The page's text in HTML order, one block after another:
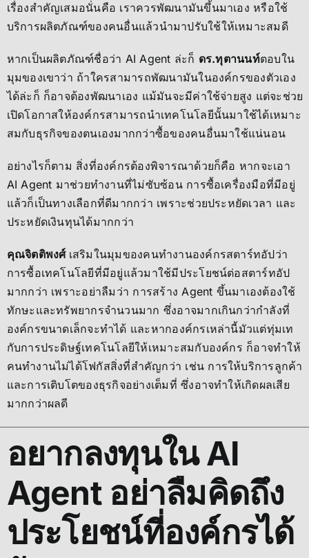
เรื่องสำคัญเสมอนั่นคือ เราควรพัฒนามันขึ้นมาเอง หรือใช้
บริการผลิตภัณฑ์ของคนอื่นแล้วนำมาปรับใช้ให้เหมาะสมดี
หากเป็นผลิตภัณฑ์ชื่อว่า AI Agent ล่ะก็ ดร.ทุตานนท์ตอบใน
มุมของเขาว่า ถ้าใครสามารถพัฒนามันในองค์กรของตัวเอง
ได้ล่ะก็ ก็อาจต้องพัฒนาเอง แม้มันจะมีค่าใช้จ่ายสูง แต่จะช่วย
เปิดโอกาสให้องค์กรสามารถนำเทคโนโลยีนั้นมาใช้ได้เหมาะ
สมกับธุรกิจของตนเองมากกว่าซื้อของคนอื่นมาใช้แน่นอน
อย่างไรก็ตาม สิ่งที่องค์กรต้องพิจารณาด้วยก็คือ หากจะเอา
AI Agent มาช่วยทำงานที่ไม่ซับซ้อน การซื้อเครื่องมือที่มีอยู่
แล้วก็เป็นทางเลือกที่ดีมากกว่า เพราะช่วยประหยัดเวลา และ
ประหยัดเงินทุนได้มากกว่า
คุณจิตติพงศ์ เสริมในมุมของคนทำงานองค์กรสตาร์ทอัปว่า
การซื้อเทคโนโลยีที่มีอยู่แล้วมาใช้มีประโยชน์ต่อสตาร์ทอัป
มากกว่า เพราะอย่าลืมว่า การสร้าง Agent ขึ้นมาเองต้องใช้
ทักษะและทรัพยากรจำนวนมาก ซึ่งอาจมากเกินกว่ากำลังที่
องค์กรขนาดเล็กจะทำได้ และหากองค์กรเหล่านี้มัวแต่ทุ่มเท
กับการประดิษฐ์เทคโนโลยีให้เหมาะสมกับองค์กร ก็อาจทำให้
คนทำงานไม่ได้โฟกัสสิ่งที่สำคัญกว่า เช่น การให้บริการลูกค้า
และการเติบโตของธุรกิจอย่างเต็มที่ ซึ่งอาจทำให้เกิดผลเสีย
มากกว่าผลดี
อยากลงทุนใน AI
Agent อย่าลืมคิดถึง
ประโยชน์ที่องค์กรได้